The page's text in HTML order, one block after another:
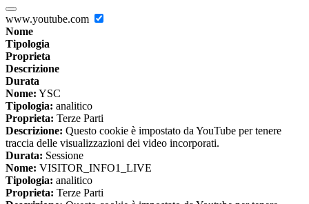
www.youtube.com
Nome
Tipologia
Proprieta
Descrizione
Durata
Nome: YSC
Tipologia: analitico
Proprieta: Terze Parti
Descrizione: Questo cookie è impostato da YouTube per tenere
traccia delle visualizzazioni dei video incorporati.
Durata: Sessione
Nome: VISITOR_INFO1_LIVE
Tipologia: analitico
Proprieta: Terze Parti